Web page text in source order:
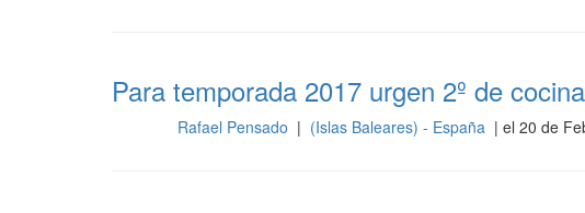
Para temporada 2017 urgen 2º de cocina
Rafael Pensado | (Islas Baleares) - España | el 20 de